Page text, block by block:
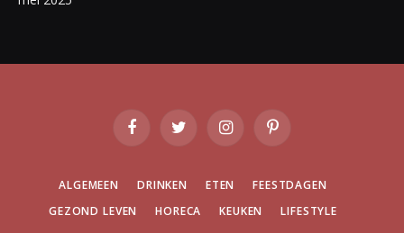
FacebookTwitter InstagramPinterest
ALGEMEEN DRINKEN ETEN
FEESTDAGEN
GEZOND LEVEN
HORECA KEUKEN
LIFESTYLE